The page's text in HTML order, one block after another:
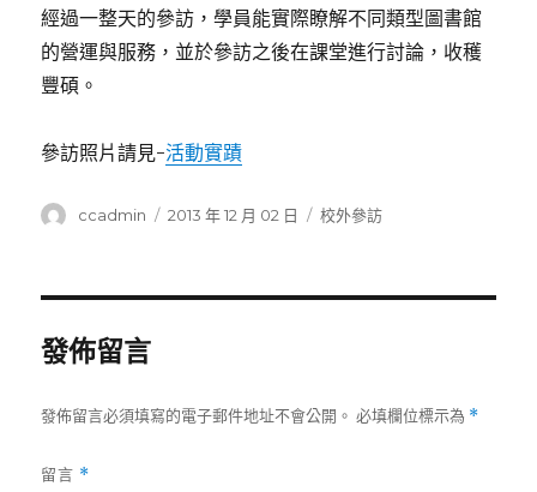
經過一整天的參訪，學員能實際瞭解不同類型圖書館
的營運與服務，並於參訪之後在課堂進行討論，收穫
豐碩。
參訪照片請見-活動實蹟
作
ccadmin
發
2013 年 12 月 02 日
分
校外參訪
發佈留言
發佈留言必須填寫的電子郵件地址不會公開。 必填欄位標示為 *
留言 *